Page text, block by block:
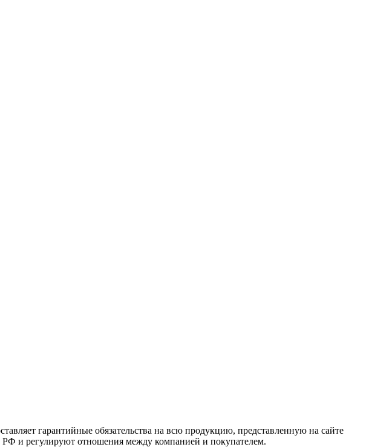
гарантийные обязательства на всю продукцию, представленную на сайте
РФ и регулируют отношения между компанией и покупателем.